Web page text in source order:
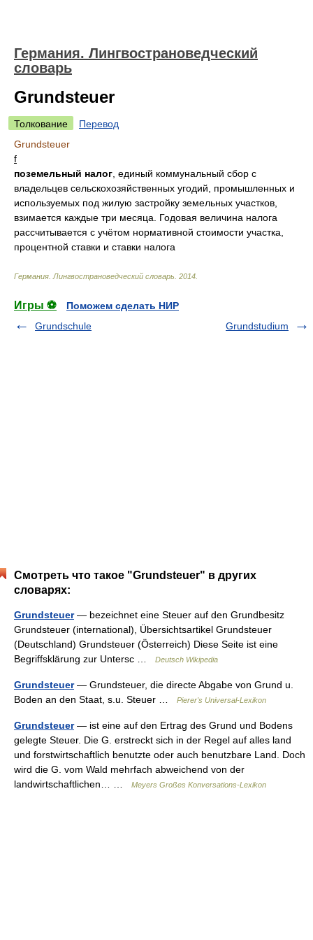
Германия. Лингвострановедческий
словарь
Grundsteuer
Толкование
Перевод
Grundsteuer
f
поземельный налог , единый коммунальный сбор с
владельцев сельскохозяйственных угодий, промышленных и
используемых под жилую застройку земельных участков,
взимается каждые три месяца. Годовая величина налога
рассчитывается с учётом нормативной стоимости участка,
процентной ставки и ставки налога
Германия. Лингвострановедческий словарь 2014
Игры ⚽
Поможем сделать НИР
Grundschule
Grundstudium
Смотреть что такое "Grundsteuer" в других
словарях:
Grundsteuer— bezeichnet eine Steuer auf den Grundbesitz
Grundsteuer (international), Übersichtsartikel Grundsteuer
(Deutschland) Grundsteuer (Österreich) Diese Seite ist eine
Begriffsklärung zur Untersc …
Deutsch Wikipedia
Grundsteuer— Grundsteuer, die directe Abgabe von Grund u.
Boden an den Staat, s.u. Steuer …
Pierer's Universal-Lexikon
Grundsteuer— ist eine auf den Ertrag des Grund und Bodens
gelegte Steuer. Die G. erstreckt sich in der Regel auf alles land
und forstwirtschaftlich benutzte oder auch benutzbare Land. Doch
wird die G. vom Wald mehrfach abweichend von der
landwirtschaftlichen… …
Meyers Großes Konversations-Lexikon